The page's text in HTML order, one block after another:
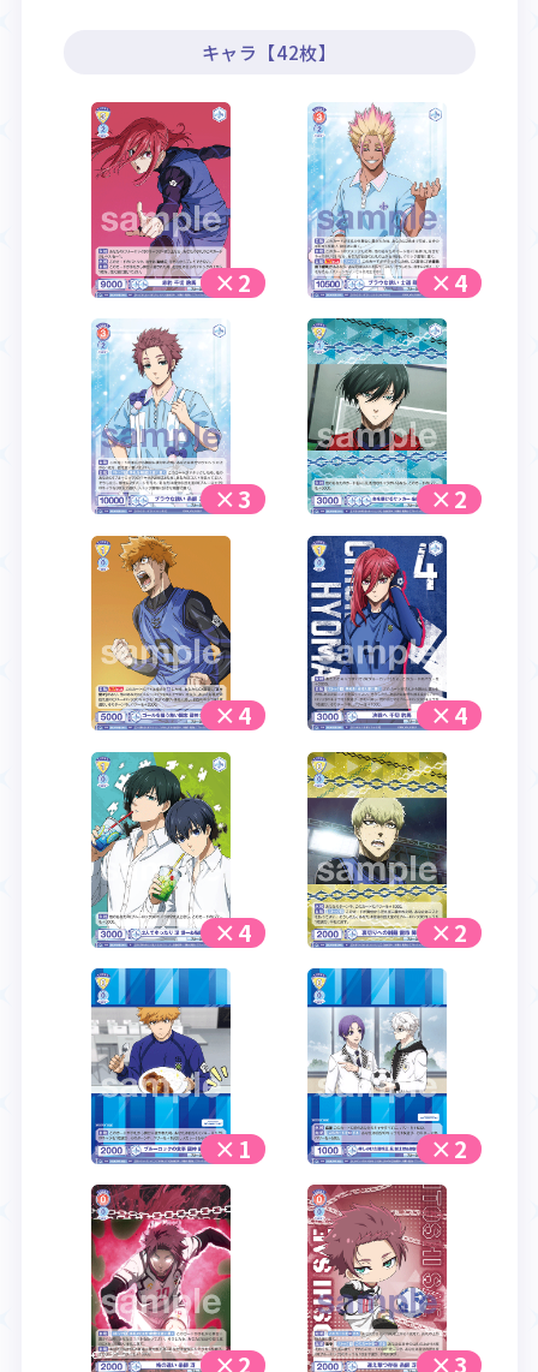
キャラ【42枚】
×2 ×4
×3 ×2
×4 ×4
×4 ×2
×1 ×2
×2 ×3